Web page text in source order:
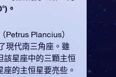
。
Petrus Plancius）
現代南三角座。雖
該星座中的三顆主恒
的主恒星要亮些。